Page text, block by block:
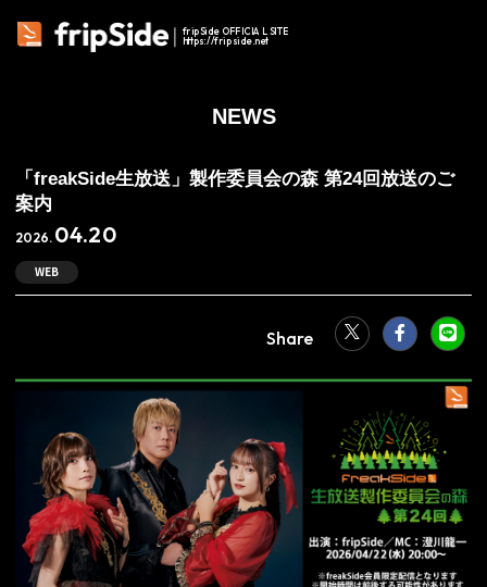
fripSide OFFICIAL SITE
https://fripside.net
NEWS
「freakSide生放送」製作委員会の森 第24回放送のご
案内
2026. 04.20
WEB